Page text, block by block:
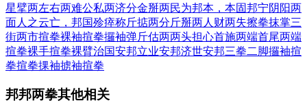
星擘两左右两难公私两济分金掰两民为邦本，本固邦宁阴阳两
面人之云亡，邦国殄瘁称斤掂两分斤掰两人财两失擦拳抹掌三
街两市揎拳裸袖揎拳攞袖弹斤估两两头担心首施两端首尾两端
揎拳裸手揎拳裸臂治国安邦立业安邦济世安邦三拳二脚攞袖揎
拳揎拳捰袖掳袖揎拳
邦邦两拳其他相关